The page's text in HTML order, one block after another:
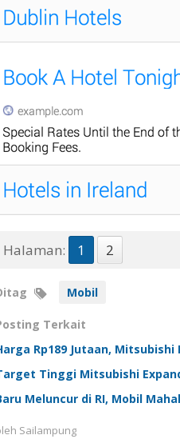
Halaman: 1 2
Mobil
Terkait
Rp189 Jutaan,
Tinggi Mitsubishi
Meluncur di RI, Mobil
Sailampung